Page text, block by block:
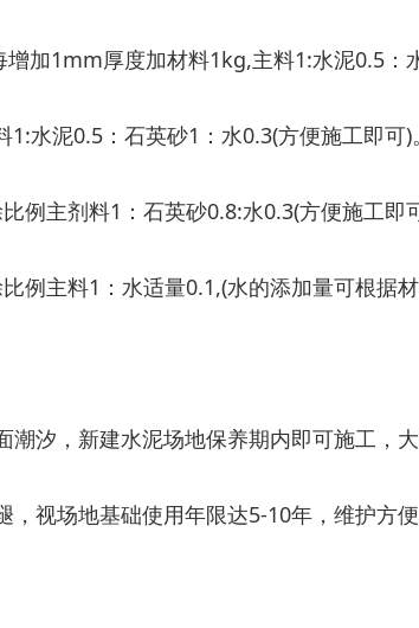
加1mm厚度加材料1kg,主料1:水泥0.5：
水泥0.5：石英砂1：水0.3(方便施工即可)。
例主剂料1：石英砂0.8:水0.3(方便施工即可
例主料1：水适量0.1,(水的添加量可根据材
汐，新建水泥场地保养期内即可施工，大
视场地基础使用年限达5-10年，维护方便